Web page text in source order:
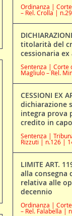
Ordinanza |
– Rel. Crolla |
titolarità del
cessionaria ex
Sentenza | Corte
Magliulo – Rel.
CESSIONI EX
dichiarazione
integra prova
credito in
Sentenza |
Rizzuti | n.126 |
LIMITE ART.
alla consegna
relativa alle
decennio
Ordinanza |
– Rel. Falabella |